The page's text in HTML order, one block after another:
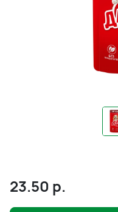
23.50 р.